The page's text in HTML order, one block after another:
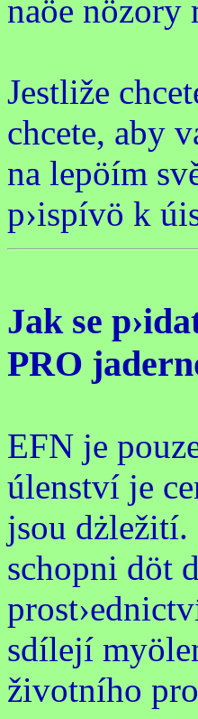
naöe
Jestliže
chcete, aby
na lepöím
p›ispívö k
Jak se
PRO
EFN je
úlenství je
jsou dżležití.
schopni döt
sdílejí
životního